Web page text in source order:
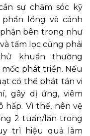
sự chăm sóc kỹ
lồng và cánh
phận bên trong như
tấm lọc cũng phải
khuẩn thường
phát triển. Nếu
có thể phát tán vi
gây dị ứng, viêm
hấp. Vì thế, nên vệ
2 tuần/lần trong
trì hiệu quả làm